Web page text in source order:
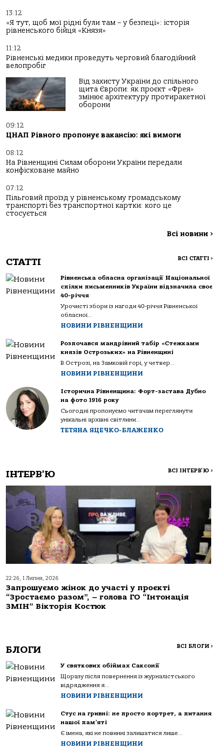
13:12
«Я тут, щоб мої рідні були там – у безпеці»: історія
рівненського бійця «Князя»
11:12
Рівненські медики проведуть черговий благодійний
велопробіг
Від захисту України до спільного
щита Європи: як проєкт «Фрея»
змінює архітектуру протиракетної
оборони
09:12
ЦНАП Рівного пропонує вакансію: які вимоги
08:12
На Рівненщині Силам оборони України передали
конфісковане майно
07:12
Пільговий проїзд у рівненському громадському
транспорті без транспортної картки: кого це
стосується
Всі новини >
СТАТТІ ВСІ СТАТТІ >
Рівненська обласна організації Національної
спілки письменників України відзначила своє
40-річчя
Урочисті збори із нагоди 40-річчя Рівненської
обласної...
НОВИНИ РІВНЕНЩИНИ
Розпочався мандрівний табір «Стежками
князів Острозьких» на Рівненщині
В Острозі, на Замковій горі, у четвер...
НОВИНИ РІВНЕНЩИНИ
Історична Рівненщина: Форт-застава Дубно
на фото 1916 року
Сьогодні пропонуємо читачам переглянути
унікальні архівні світлини...
ТЕТЯНА ЯЦЕЧКО-БЛАЖЕНКО
ІНТЕРВ'Ю ВСІ ІНТЕРВ'Ю >
22:26, 1 Липня, 2026
Запрошуємо жінок до участі у проєкті
“Зростаємо разом”, – голова ГО “Інтонація
ЗМІН” Вікторія Костюк
БЛОГИ ВСІ БЛОГИ >
У святкових обіймах Саксонії
Щоразу після повернення із журналістського
відрядження я...
НОВИНИ РІВНЕНЩИНИ
Стус на гривні: не просто портрет, а питання
нашої пам’яті
Є імена, які не повинні залишатися лише...
НОВИНИ РІВНЕНЩИНИ